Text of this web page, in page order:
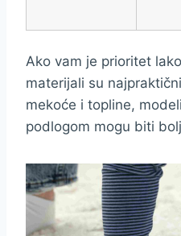
Ako vam je prioritet
materijali su
mekoće i topline,
podlogom mogu biti